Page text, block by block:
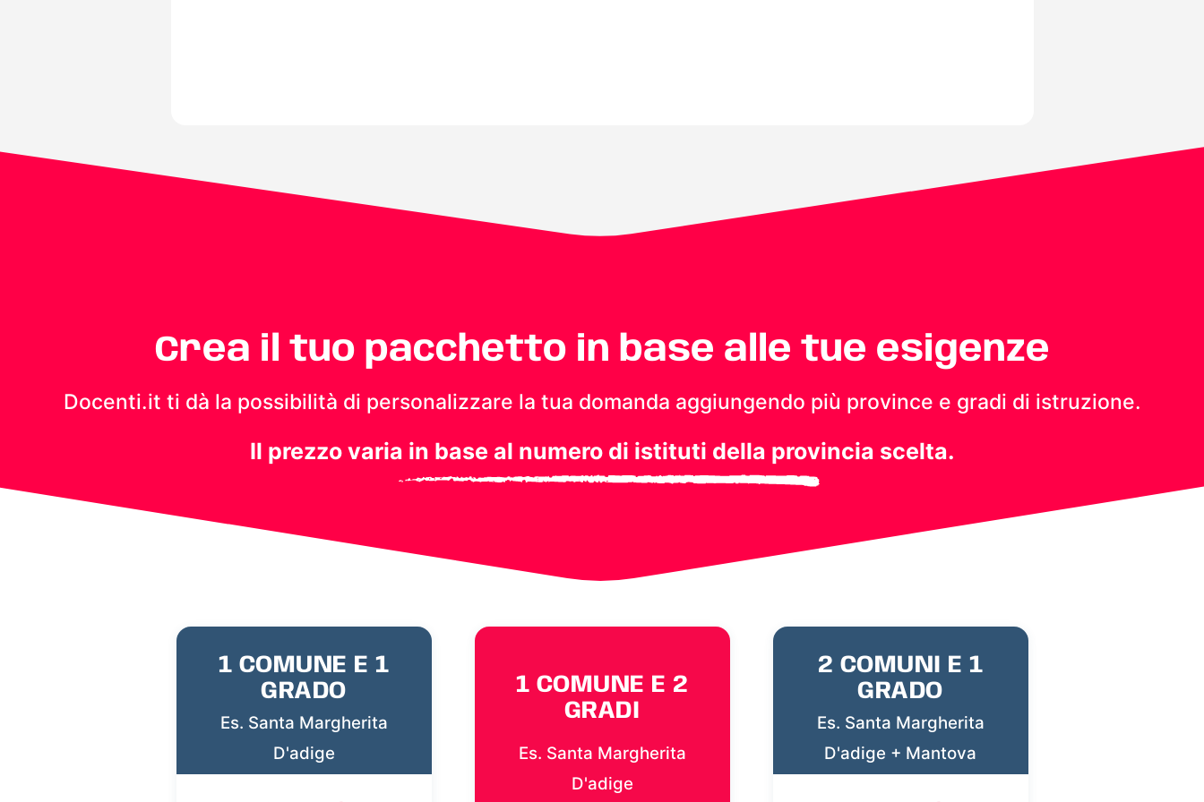
Crea il tuo pacchetto in base alle tue esigenze
Docenti.it ti dà la possibilità di personalizzare la tua domanda aggiungendo più province e gradi di istruzione.
Il prezzo varia in base al numero di istituti della provincia scelta.
1 COMUNE E 1
GRADO
Es. Santa Margherita
D'adige
1 COMUNE E 2
GRADI
Es. Santa Margherita
D'adige
2 COMUNI E 1
GRADO
Es. Santa Margherita
D'adige + Mantova